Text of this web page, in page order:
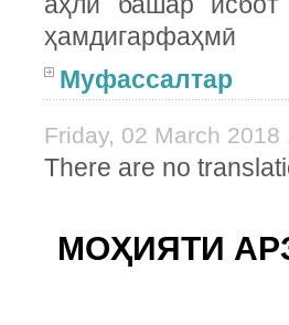
ҳамдигарфаҳмӣ
Муфассалтар
Friday, 02 March 2018
There are no
МОҲИЯТИ